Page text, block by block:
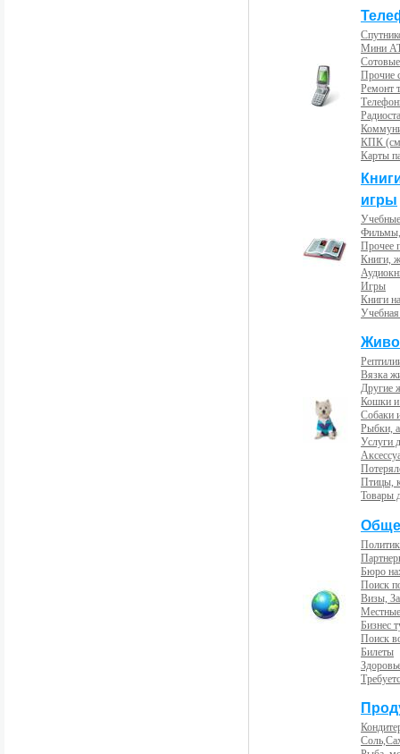
Мини
Прочие
Ремонт
КПК
Карты
игры
Прочее
Книги,
Игры
Книги
Вязка
Другие
Кошки и
Собаки
Рыбки,
Услуги
Птицы,
Товары
Бюро
Поиск
Визы,
Бизнес
Поиск
Билеты